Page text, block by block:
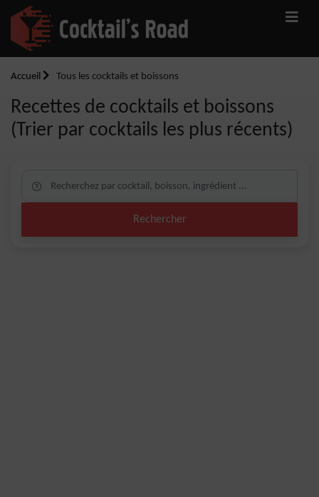
Accueil Tous les cocktails et boissons
Recettes de cocktails et boissons
(Trier par cocktails les plus récents)
Rechercher